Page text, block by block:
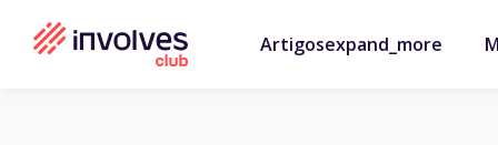
Artigosexpand_more